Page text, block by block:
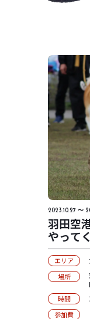
2023.10.27 〜
羽田空
やって
エリア
場所
時間
参加費